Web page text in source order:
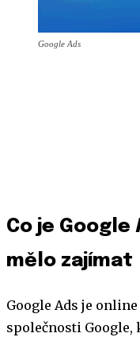
Google Ads
Co je Google
mělo zajímat
Google Ads je
společnosti